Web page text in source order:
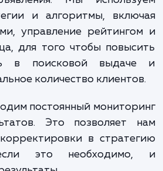
и описание,
и оптимизируем
поисковой системы
грамотно
и другими
при выборе товара
является